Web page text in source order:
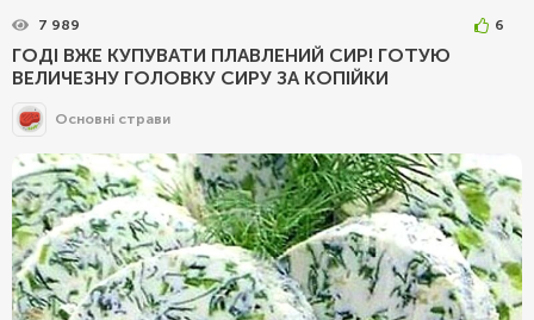
7 989 6
ГОДІ ВЖЕ КУПУВАТИ ПЛАВЛЕНИЙ СИР! ГОТУЮ
ВЕЛИЧЕЗНУ ГОЛОВКУ СИРУ ЗА КОПІЙКИ
Основні страви